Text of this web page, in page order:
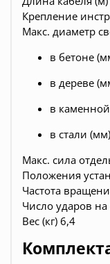
Крепление
Макс. диаметр
в бетоне
в дереве
в
в стали
Макс. сила
Положения
Частота
Число ударов
Вес (кг) 6,4